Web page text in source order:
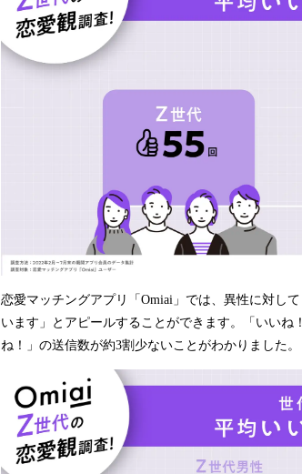
恋愛マッチングアプリ「Omiai」では、異性に対し
います」とアピールすることができます。「いい
ね！」の送信数が約3割少ないことがわかりました。